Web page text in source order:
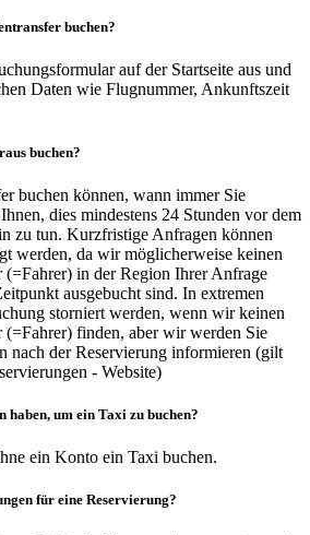
buchen?
auf der Startseite aus und
Daten wie Flugnummer, Ankunftszeit
buchen?
buchen können, wann immer Sie
dies mindestens 24 Stunden vor dem
zu tun. Kurzfristige Anfragen können
werden, da wir möglicherweise keinen
(=Fahrer) in der Region Ihrer Anfrage
ausgebucht sind. In extremen
storniert werden, wenn wir keinen
(=Fahrer) finden, aber wir werden Sie
nach der Reservierung informieren (gilt
- Website)
haben, um ein Taxi zu buchen?
ein Konto ein Taxi buchen.
für eine Reservierung?